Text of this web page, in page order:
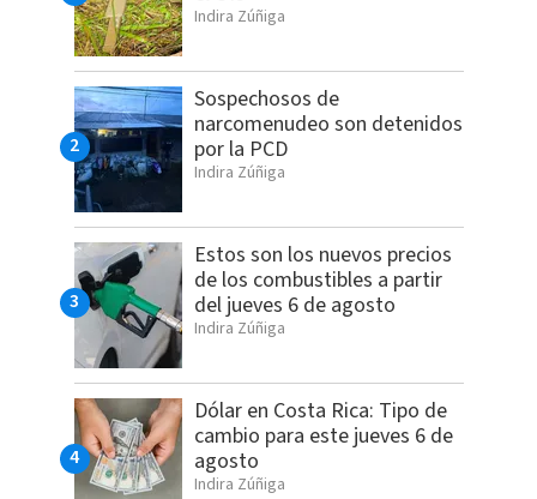
Indira Zúñiga
Sospechosos de
narcomenudeo son detenidos
por la PCD
Indira Zúñiga
Estos son los nuevos precios
de los combustibles a partir
del jueves 6 de agosto
Indira Zúñiga
Dólar en Costa Rica: Tipo de
cambio para este jueves 6 de
agosto
Indira Zúñiga